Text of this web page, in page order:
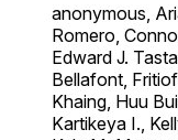
anonymous,
Romero,
Edward J.
Bellafont,
Khaing, Huu
Kartikeya I.,